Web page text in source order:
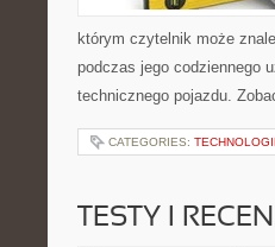
którym czytelnik może
podczas jego codziennego
technicznego pojazdu.
CATEGORIES:
TESTY I